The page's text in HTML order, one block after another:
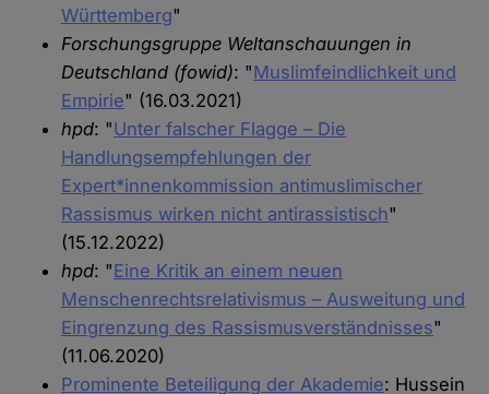
Württemberg"
Forschungsgruppe Weltanschauungen in
Deutschland (fowid): "Muslimfeindlichkeit und
Empirie" (16.03.2021)
hpd: "Unter falscher Flagge – Die
Handlungsempfehlungen der
Expert*innenkommission antimuslimischer
Rassismus wirken nicht antirassistisch"
(15.12.2022)
hpd: "Eine Kritik an einem neuen
Menschenrechtsrelativismus – Ausweitung und
Eingrenzung des Rassismusverständnisses"
(11.06.2020)
Prominente Beteiligung der Akademie: Hussein